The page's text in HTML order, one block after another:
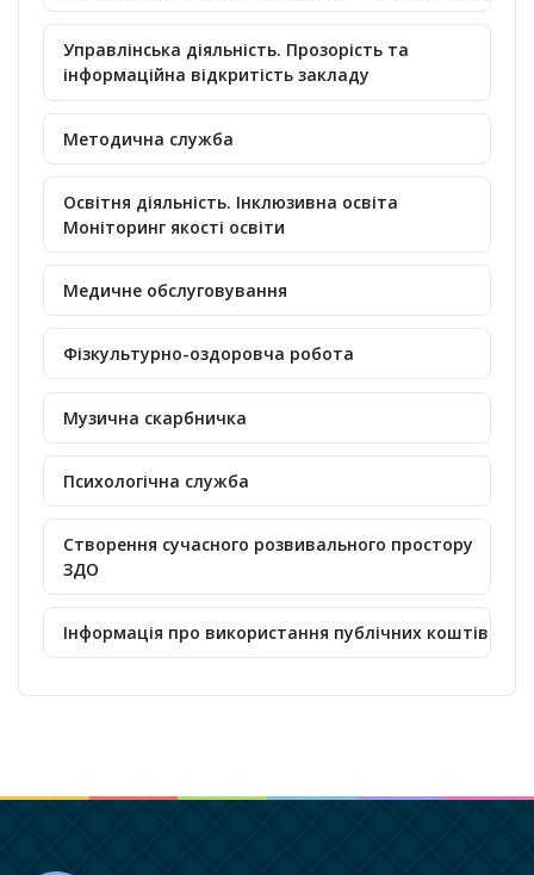
Управлінська діяльність. Прозорість та
інформаційна відкритість закладу
Методична служба
Освітня діяльність. Інклюзивна освіта
Моніторинг якості освіти
Медичне обслуговування
Фізкультурно-оздоровча робота
Музична скарбничка
Психологічна служба
Створення сучасного розвивального простору
ЗДО
Інформація про використання публічних коштів